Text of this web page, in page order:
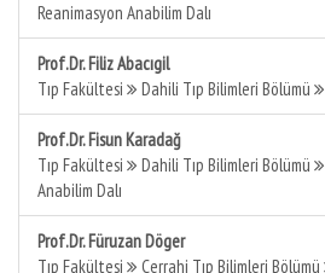
Reanimasyon Anabilim Dalı
Prof.Dr. Filiz Abacıgil
Tıp Fakültesi
Dahili Tıp Bilimleri Bölümü
Prof.Dr. Fisun Karadağ
Tıp Fakültesi
Dahili Tıp Bilimleri Bölümü
Anabilim Dalı
Prof.Dr. Füruzan Döger
Tıp Fakültesi
Cerrahi Tıp Bilimleri Bölümü